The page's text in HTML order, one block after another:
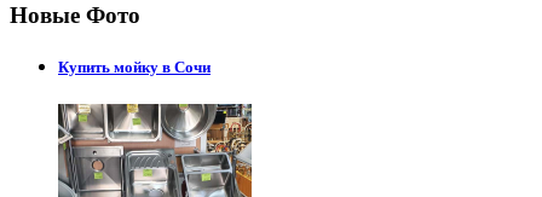
Новые Фото
Купить мойку в Сочи